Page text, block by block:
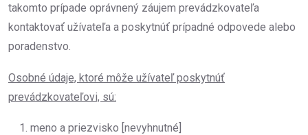
takomto prípade oprávnený záujem prevádzkovateľa
kontaktovať užívateľa a poskytnúť prípadné odpovede alebo
poradenstvo.
Osobné údaje, ktoré môže užívateľ poskytnúť
prevádzkovateľovi, sú:
meno a priezvisko [nevyhnutné]